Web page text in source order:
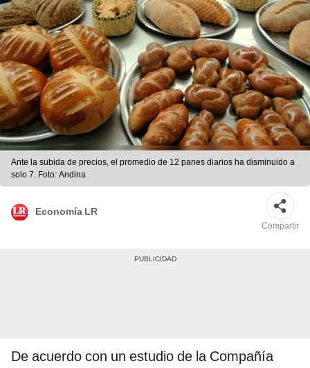
Ante la subida de precios, el promedio de 12 panes diarios ha disminuido a
solo 7. Foto: Andina
Economía LR
Compartir
De acuerdo con un estudio de la Compañía